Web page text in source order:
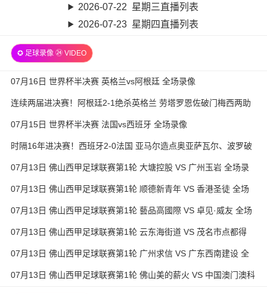
2026-07-22 星期三直播列表
2026-07-23 星期四直播列表
✪ 足球录像 ㉔ VIDEO
07月16日 世界杯半决赛 英格兰vs阿根廷 全场录像
连续两届进决赛！阿根廷2-1绝杀英格兰 劳塔罗恩佐破门梅西两助
07月15日 世界杯半决赛 法国vs西班牙 全场录像
时隔16年进决赛！西班牙2-0法国 亚马尔造点奥亚萨瓦尔、波罗破
07月13日 佛山西甲足球联赛第1轮 大塘控股 VS 广州玉岩 全场录
07月13日 佛山西甲足球联赛第1轮 顺德新青年 VS 香港圣徒 全场
录像
07月13日 佛山西甲足球联赛第1轮 藝品高國際 VS 卓见·威友 全场
录像
07月13日 佛山西甲足球联赛第1轮 云东海街道 VS 茂名市点都得
全场录像
07月13日 佛山西甲足球联赛第1轮 广州求信 VS 广东西南建设 全
场录像
07月13日 佛山西甲足球联赛第1轮 佛山美的薪火 VS 中国澳门澳科